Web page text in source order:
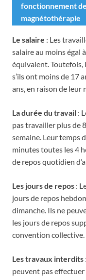
fonctionnement
magnétothérapie
Le salaire : Les
salaire au moins égal
équivalent. Toutefois,
s’ils ont moins de 17
ans, en raison de leur
La durée du travail :
pas travailler plus de
semaine. Leur temps
minutes toutes les 4
de repos quotidien
Les jours de repos :
jours de repos
dimanche. Ils ne
les jours de repos
convention collective.
Les travaux interdits
peuvent pas